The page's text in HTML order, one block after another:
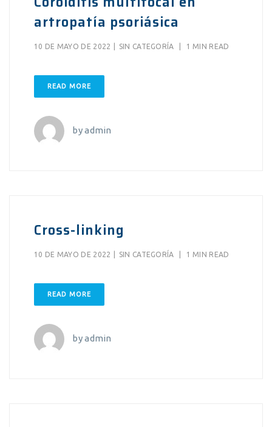
artropatía psoriásica
10 DE MAYO DE 2022 SIN CATEGORÍA 1 MIN READ
READ MORE
byadmin
Cross-linking
10 DE MAYO DE 2022 SIN CATEGORÍA 1 MIN READ
READ MORE
byadmin